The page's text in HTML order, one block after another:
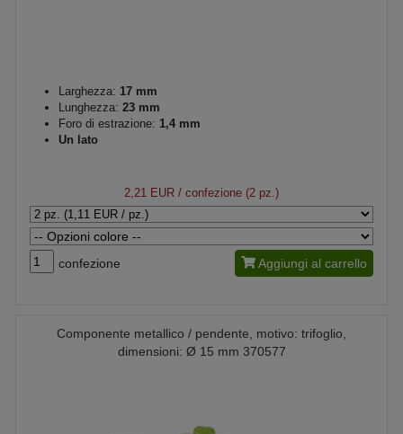
Larghezza: 17 mm
Lunghezza: 23 mm
Foro di estrazione: 1,4 mm
Un lato
2,21 EUR / confezione (2 pz.)
confezione Aggiungi al carrello
Componente metallico / pendente, motivo: trifoglio,
dimensioni: Ø 15 mm 370577